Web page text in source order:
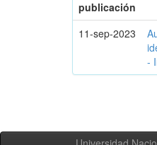
publicación
11-sep-2023
-